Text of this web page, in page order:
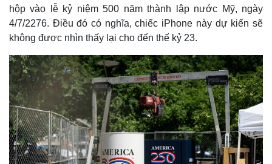
hộp vào lễ kỷ niệm 500 năm thành lập nước Mỹ, ngày
4/7/2276. Điều đó có nghĩa, chiếc iPhone này dự kiến sẽ
không được nhìn thấy lại cho đến thế kỷ 23.